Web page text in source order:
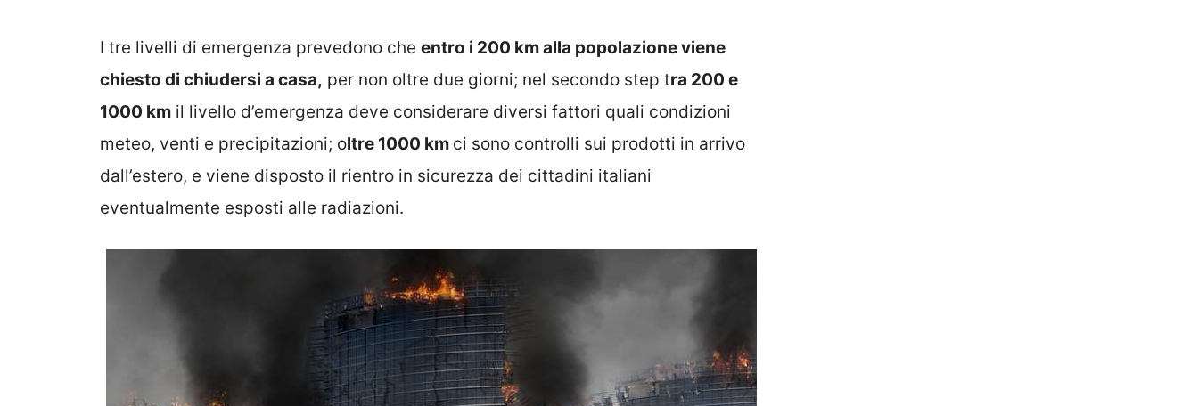
I tre livelli di emergenza prevedono che entro i 200 km alla popolazione viene
chiesto di chiudersi a casa, per non oltre due giorni; nel secondo step tra 200 e
1000 km il livello d’emergenza deve considerare diversi fattori quali condizioni
meteo, venti e precipitazioni; oltre 1000 km ci sono controlli sui prodotti in arrivo
dall’estero, e viene disposto il rientro in sicurezza dei cittadini italiani
eventualmente esposti alle radiazioni.